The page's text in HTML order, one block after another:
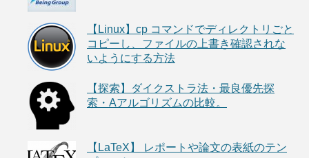
【Linux】cp コマンドでディレクトリごと
コピーし、ファイルの上書き確認されな
いようにする方法
【探索】ダイクストラ法・最良優先探
索・Aアルゴリズムの比較。
【LaTeX】 レポートや論文の表紙のテン